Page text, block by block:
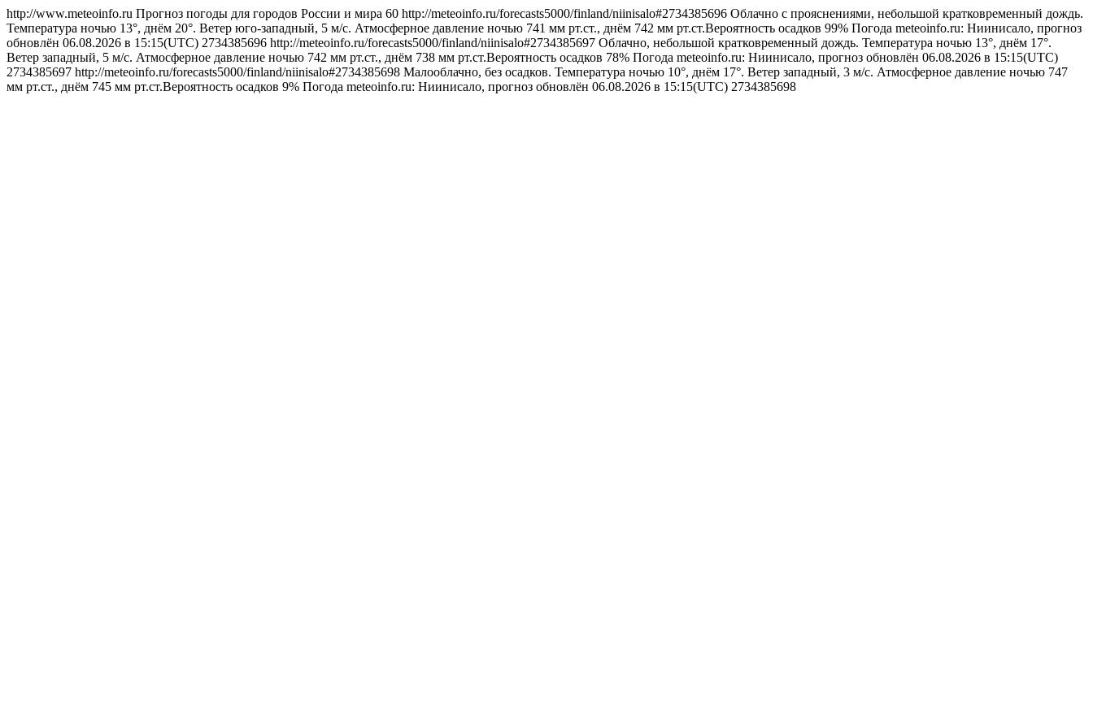
http://www.meteoinfo.ru Прогноз погоды для городов России и мира 60 http://meteoinfo.ru/forecasts5000/finland/niinisalo#2734385696 Облачно с прояснениями, небольшой кратковременный дождь.
Температура ночью 13°, днём 20°. Ветер юго-западный, 5 м/с. Атмосферное давление ночью 741 мм рт.ст., днём 742 мм рт.ст.Вероятность осадков 99% Погода meteoinfo.ru: Ниинисало, прогноз
обновлён 06.08.2026 в 15:15(UTC) 2734385696 http://meteoinfo.ru/forecasts5000/finland/niinisalo#2734385697 Облачно, небольшой кратковременный дождь. Температура ночью 13°, днём 17°.
Ветер западный, 5 м/с. Атмосферное давление ночью 742 мм рт.ст., днём 738 мм рт.ст.Вероятность осадков 78% Погода meteoinfo.ru: Ниинисало, прогноз обновлён 06.08.2026 в 15:15(UTC)
2734385697 http://meteoinfo.ru/forecasts5000/finland/niinisalo#2734385698 Малооблачно, без осадков. Температура ночью 10°, днём 17°. Ветер западный, 3 м/с. Атмосферное давление ночью 747
мм рт.ст., днём 745 мм рт.ст.Вероятность осадков 9% Погода meteoinfo.ru: Ниинисало, прогноз обновлён 06.08.2026 в 15:15(UTC) 2734385698